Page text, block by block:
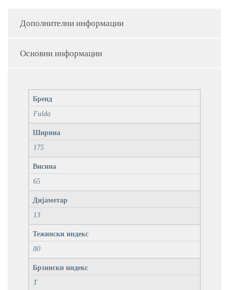
Дополнителни информации
Основни информации
Бренд
Fulda
Ширина
175
Висина
65
Дијаметар
13
Тежински индекс
80
Брзински индекс
T